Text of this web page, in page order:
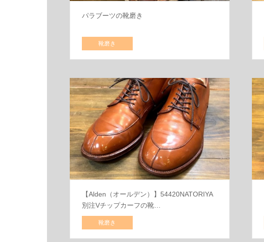
パラブーツの靴磨き
靴磨き
【Alden（オールデン）】54420NATORIYA
別注Vチップカーフの靴…
靴磨き